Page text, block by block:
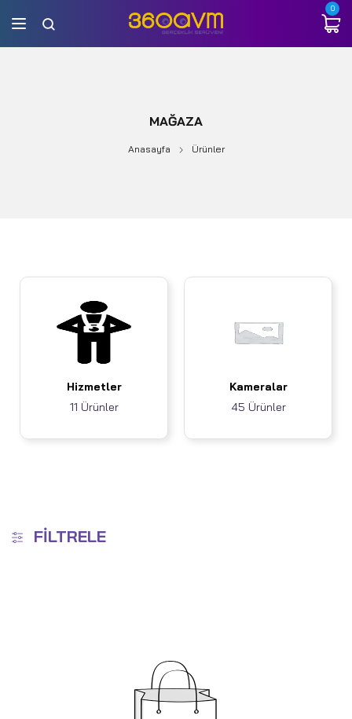
0
MAĞAZA
Anasayfa Ürünler
Hizmetler
11 Ürünler
Kameralar
45 Ürünler
FILTRELE